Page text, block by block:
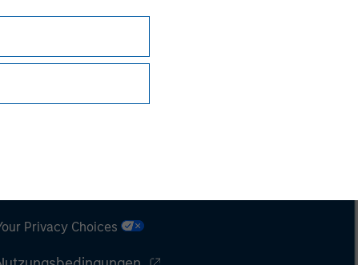
Privacy Choices